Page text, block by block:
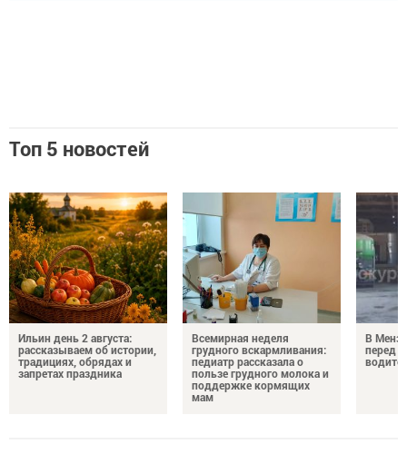
Топ 5 новостей
Ильин день 2 августа:
рассказываем об истории,
традициях, обрядах и
запретах праздника
Всемирная неделя
грудного вскармливания:
педиатр рассказала о
пользе грудного молока и
поддержке кормящих
мам
В
перед